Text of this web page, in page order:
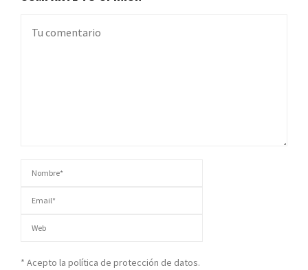
* Acepto la política de protección de datos.